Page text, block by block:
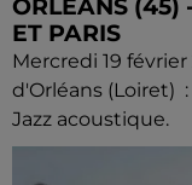
ORLÉANS (45)
ET PARIS
Mercredi 19
d'Orléans (Loiret)
Jazz acoustique.